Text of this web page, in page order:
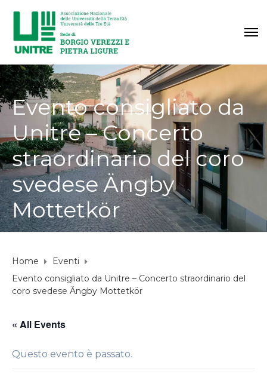
Evento consigliato da
Unitre – Concerto
straordinario del coro
svedese Ängby
Mottetkör
Home
Eventi
Evento consigliato da Unitre – Concerto straordinario del
coro svedese Ängby Mottetkör
« All Events
Questo evento è passato.